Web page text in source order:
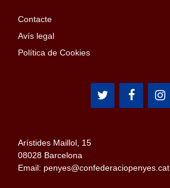
Contacte
Avís legal
Política de Cookies
Arístides Maillol, 15
08028 Barcelona
Email: penyes@confederaciopenyes.cat